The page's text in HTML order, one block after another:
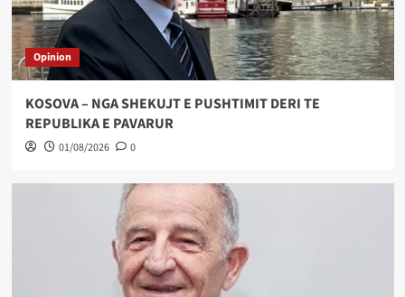
Opinion
KOSOVA – NGA SHEKUJT E PUSHTIMIT DERI TE
REPUBLIKA E PAVARUR
01/08/2026 0